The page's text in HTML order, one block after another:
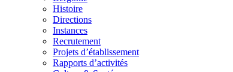
Histoire
Directions
Instances
Recrutement
Projets d’établissement
Rapports d’activités